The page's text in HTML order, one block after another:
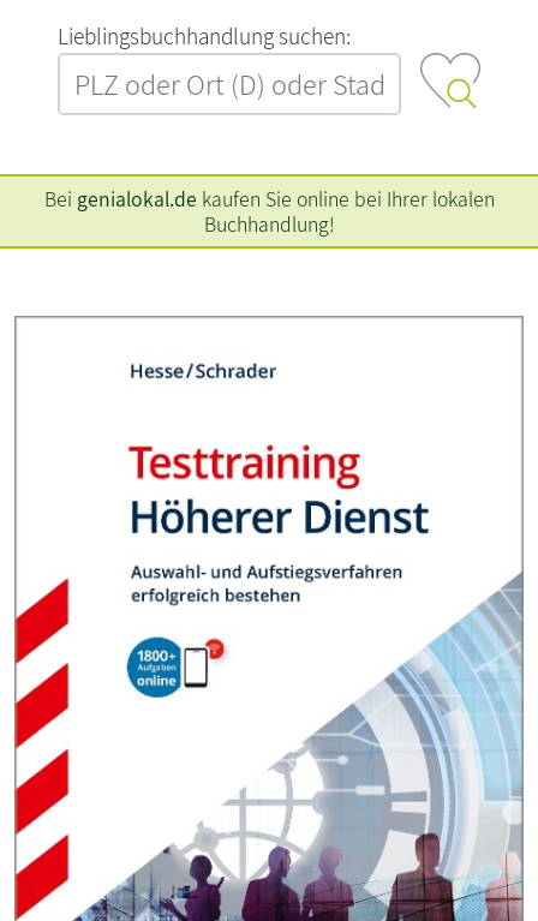
L‍i‍e‍b‍l‍i‍n‍g‍s‍b‍u‍c‍h‍h‍a‍n‍d‍l‍u‍n‍g‍ ‍s‍u‍c‍h‍e‍n‍:‍
Bei genialokal.de kaufen Sie online bei Ihrer lokalen
Buchhandlung!